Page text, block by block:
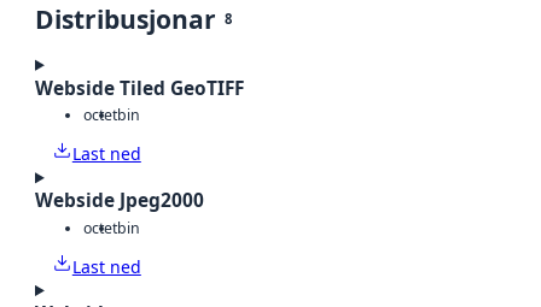
Distribusjonar 8
Webside Tiled GeoTIFF
octetbin
Last ned
Webside Jpeg2000
octetbin
Last ned